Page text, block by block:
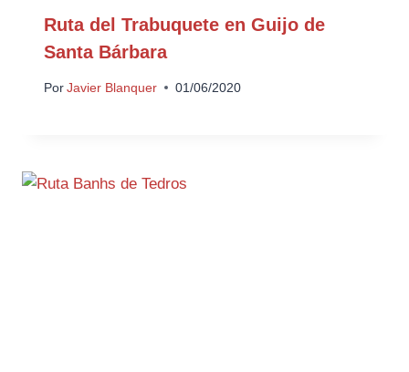
Ruta del Trabuquete en Guijo de
Santa Bárbara
Por Javier Blanquer 01/06/2020